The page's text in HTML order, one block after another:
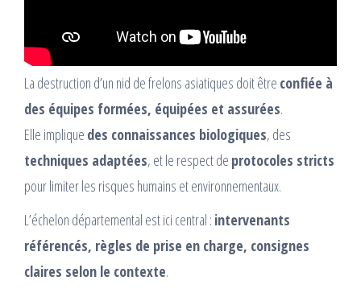
La destruction d’un nid de frelons asiatiques doit être confiée à
des équipes formées, équipées et assurées.
Elle implique des connaissances biologiques, des
techniques adaptées, et le respect de protocoles stricts
pour limiter les risques humains et environnementaux.
L’échelon départemental est ici central : intervenants
référencés, règles de prise en charge, consignes
claires selon le contexte.